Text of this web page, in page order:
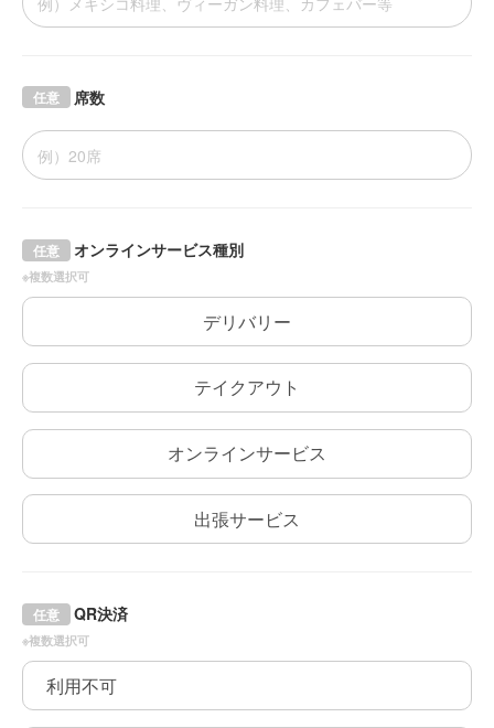
席数
任意
オンラインサービス種別
任意
※複数選択可
デリバリー
テイクアウト
オンラインサービス
出張サービス
QR決済
任意
※複数選択可
利用不可